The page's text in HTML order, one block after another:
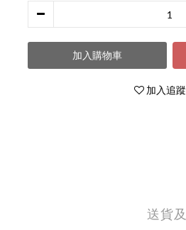
加入購物車
加入追
送貨